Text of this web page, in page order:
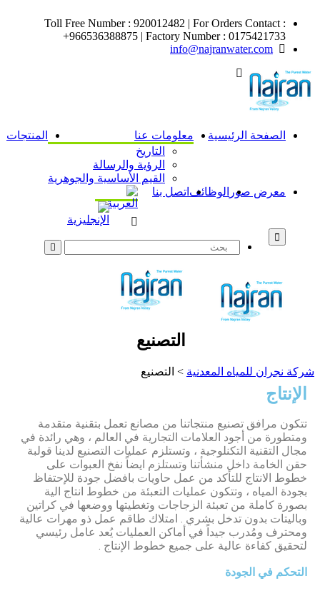
Toll Free Number : 920012482 | For Orders Contact :
+966536388875 | Factory Number : 0175421733
info@najranwater.com
الصفحة الرئيسية
معلومات عنا
التاريخ
الرؤية والرسالة
القيم الأساسية والجوهرية
المنتجات
معرض صور الوظائف اتصل بنا
التصنيع
شركة نجران للمياه المعدنية > التصنيع
الإنتاج
تتكون مرافق تصنيع منتجاتنا من مصانع تعمل بتقنية متقدمة
ومتطورة من أجود العلامات التجارية في العالم ، وهي رائدة في
مجال التقنية التكنلوجية ، وتستلزم عمليات التصنيع لدينا قولبة
حقن الخامة داخل منشأتنا وتستلزم ايضاً نفخ العبوات على
خطوط الانتاج للتأكد من عمل حاويات بافضل جودة للإحتفاظ
بجودة المياه ، وتتكون عمليات التعبئة من خطوط انتاج الية
بصورة كاملة من تعبئة الزجاجات وتغطيتها ووضعها في كراتين
وباليتات بدون تدخل بشري . امتلاك طاقم عمل ذو مهرات عالية
ومحترف ومُدرب جيداً في أماكن العمليات يُعد عامل رئيسي
لتحقيق كفاءة عالية على جميع خطوط الإنتاج .
التحكم في الجودة